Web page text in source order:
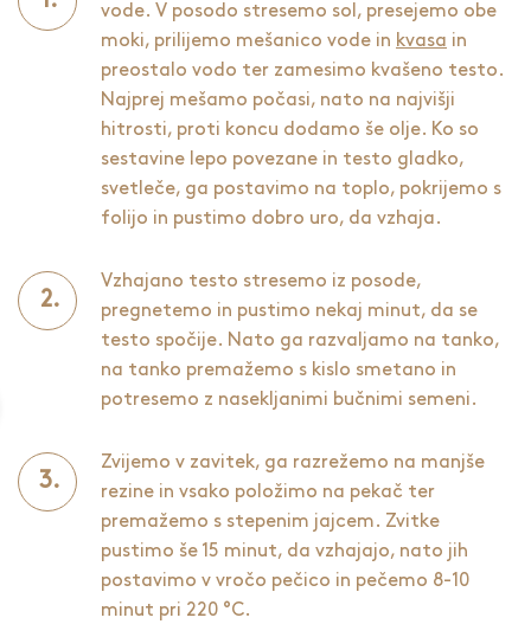
vode. V posodo stresemo sol, presejemo obe
moki, prilijemo mešanico vode in kvasa in
preostalo vodo ter zamesimo kvašeno testo.
Najprej mešamo počasi, nato na najvišji
hitrosti, proti koncu dodamo še olje. Ko so
sestavine lepo povezane in testo gladko,
svetleče, ga postavimo na toplo, pokrijemo s
folijo in pustimo dobro uro, da vzhaja.
Vzhajano testo stresemo iz posode,
pregnetemo in pustimo nekaj minut, da se
testo spočije. Nato ga razvaljamo na tanko,
na tanko premažemo s kislo smetano in
potresemo z nasekljanimi bučnimi semeni.
Zvijemo v zavitek, ga razrežemo na manjše
rezine in vsako položimo na pekač ter
premažemo s stepenim jajcem. Zvitke
pustimo še 15 minut, da vzhajajo, nato jih
postavimo v vročo pečico in pečemo 8-10
minut pri 220 °C.